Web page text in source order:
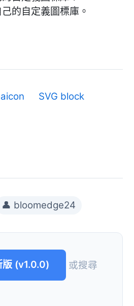
的自定義圖標庫。
SVG block
👤 bloomedge24
(v1.0.0)
或搜尋